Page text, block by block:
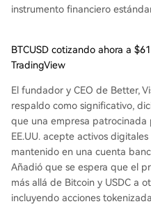
instrumento financiero
BTCUSD cotizando ahora a
TradingView
El fundador y CEO de Better,
respaldo como significativo,
que una empresa
EE.UU. acepte activos
mantenido en una cuenta
Añadió que se espera que el
más allá de Bitcoin y USDC a
incluyendo acciones